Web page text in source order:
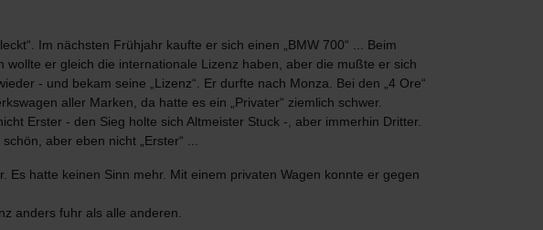
Im nächsten Frühjahr kaufte er sich einen „BMW 700“ ... Beim
er gleich die internationale Lizenz haben, aber die mußte er sich
- und bekam seine „Lizenz“. Er durfte nach Monza. Bei den „4 Ore“
aller Marken, da hatte es ein „Privater“ ziemlich schwer.
Erster - den Sieg holte sich Altmeister Stuck -, aber immerhin Dritter.
aber eben nicht „Erster“ ...
hatte keinen Sinn mehr. Mit einem privaten Wagen konnte er gegen
anders fuhr als alle anderen.